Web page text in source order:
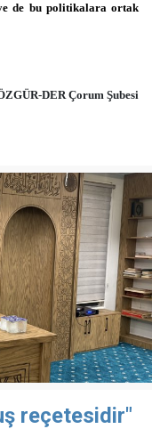
de bu politikalara ortak
DER Çorum Şubesi
reçetesidir"